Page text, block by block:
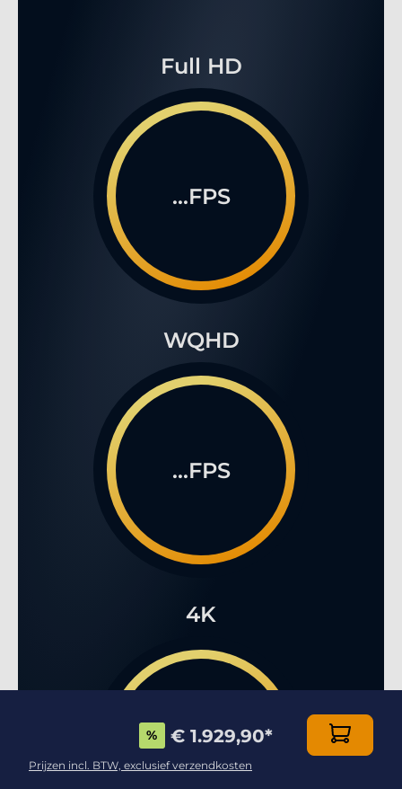
Full HD
...FPS
WQHD
...FPS
4K
...FPS
% € 1.929,90*
Prijzen incl. BTW, exclusief verzendkosten